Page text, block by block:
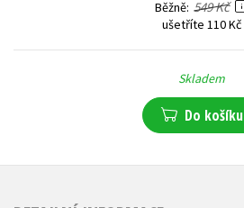
Běžně 549 Kč
ušetříte 110 Kč
Skladem
Do košíku